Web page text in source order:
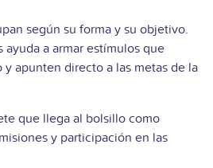
según su forma y su objetivo.
ayuda a armar estímulos que
apunten directo a las metas de la
que llega al bolsillo como
y participación en las